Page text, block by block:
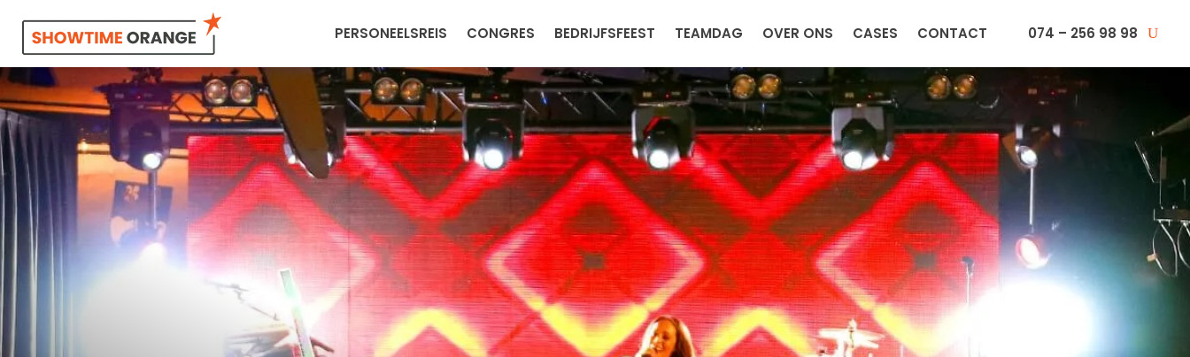
PERSONEELSREIS CONGRES BEDRIJFSFEEST TEAMDAG OVER ONS CASES CONTACT 074 – 256 98 98